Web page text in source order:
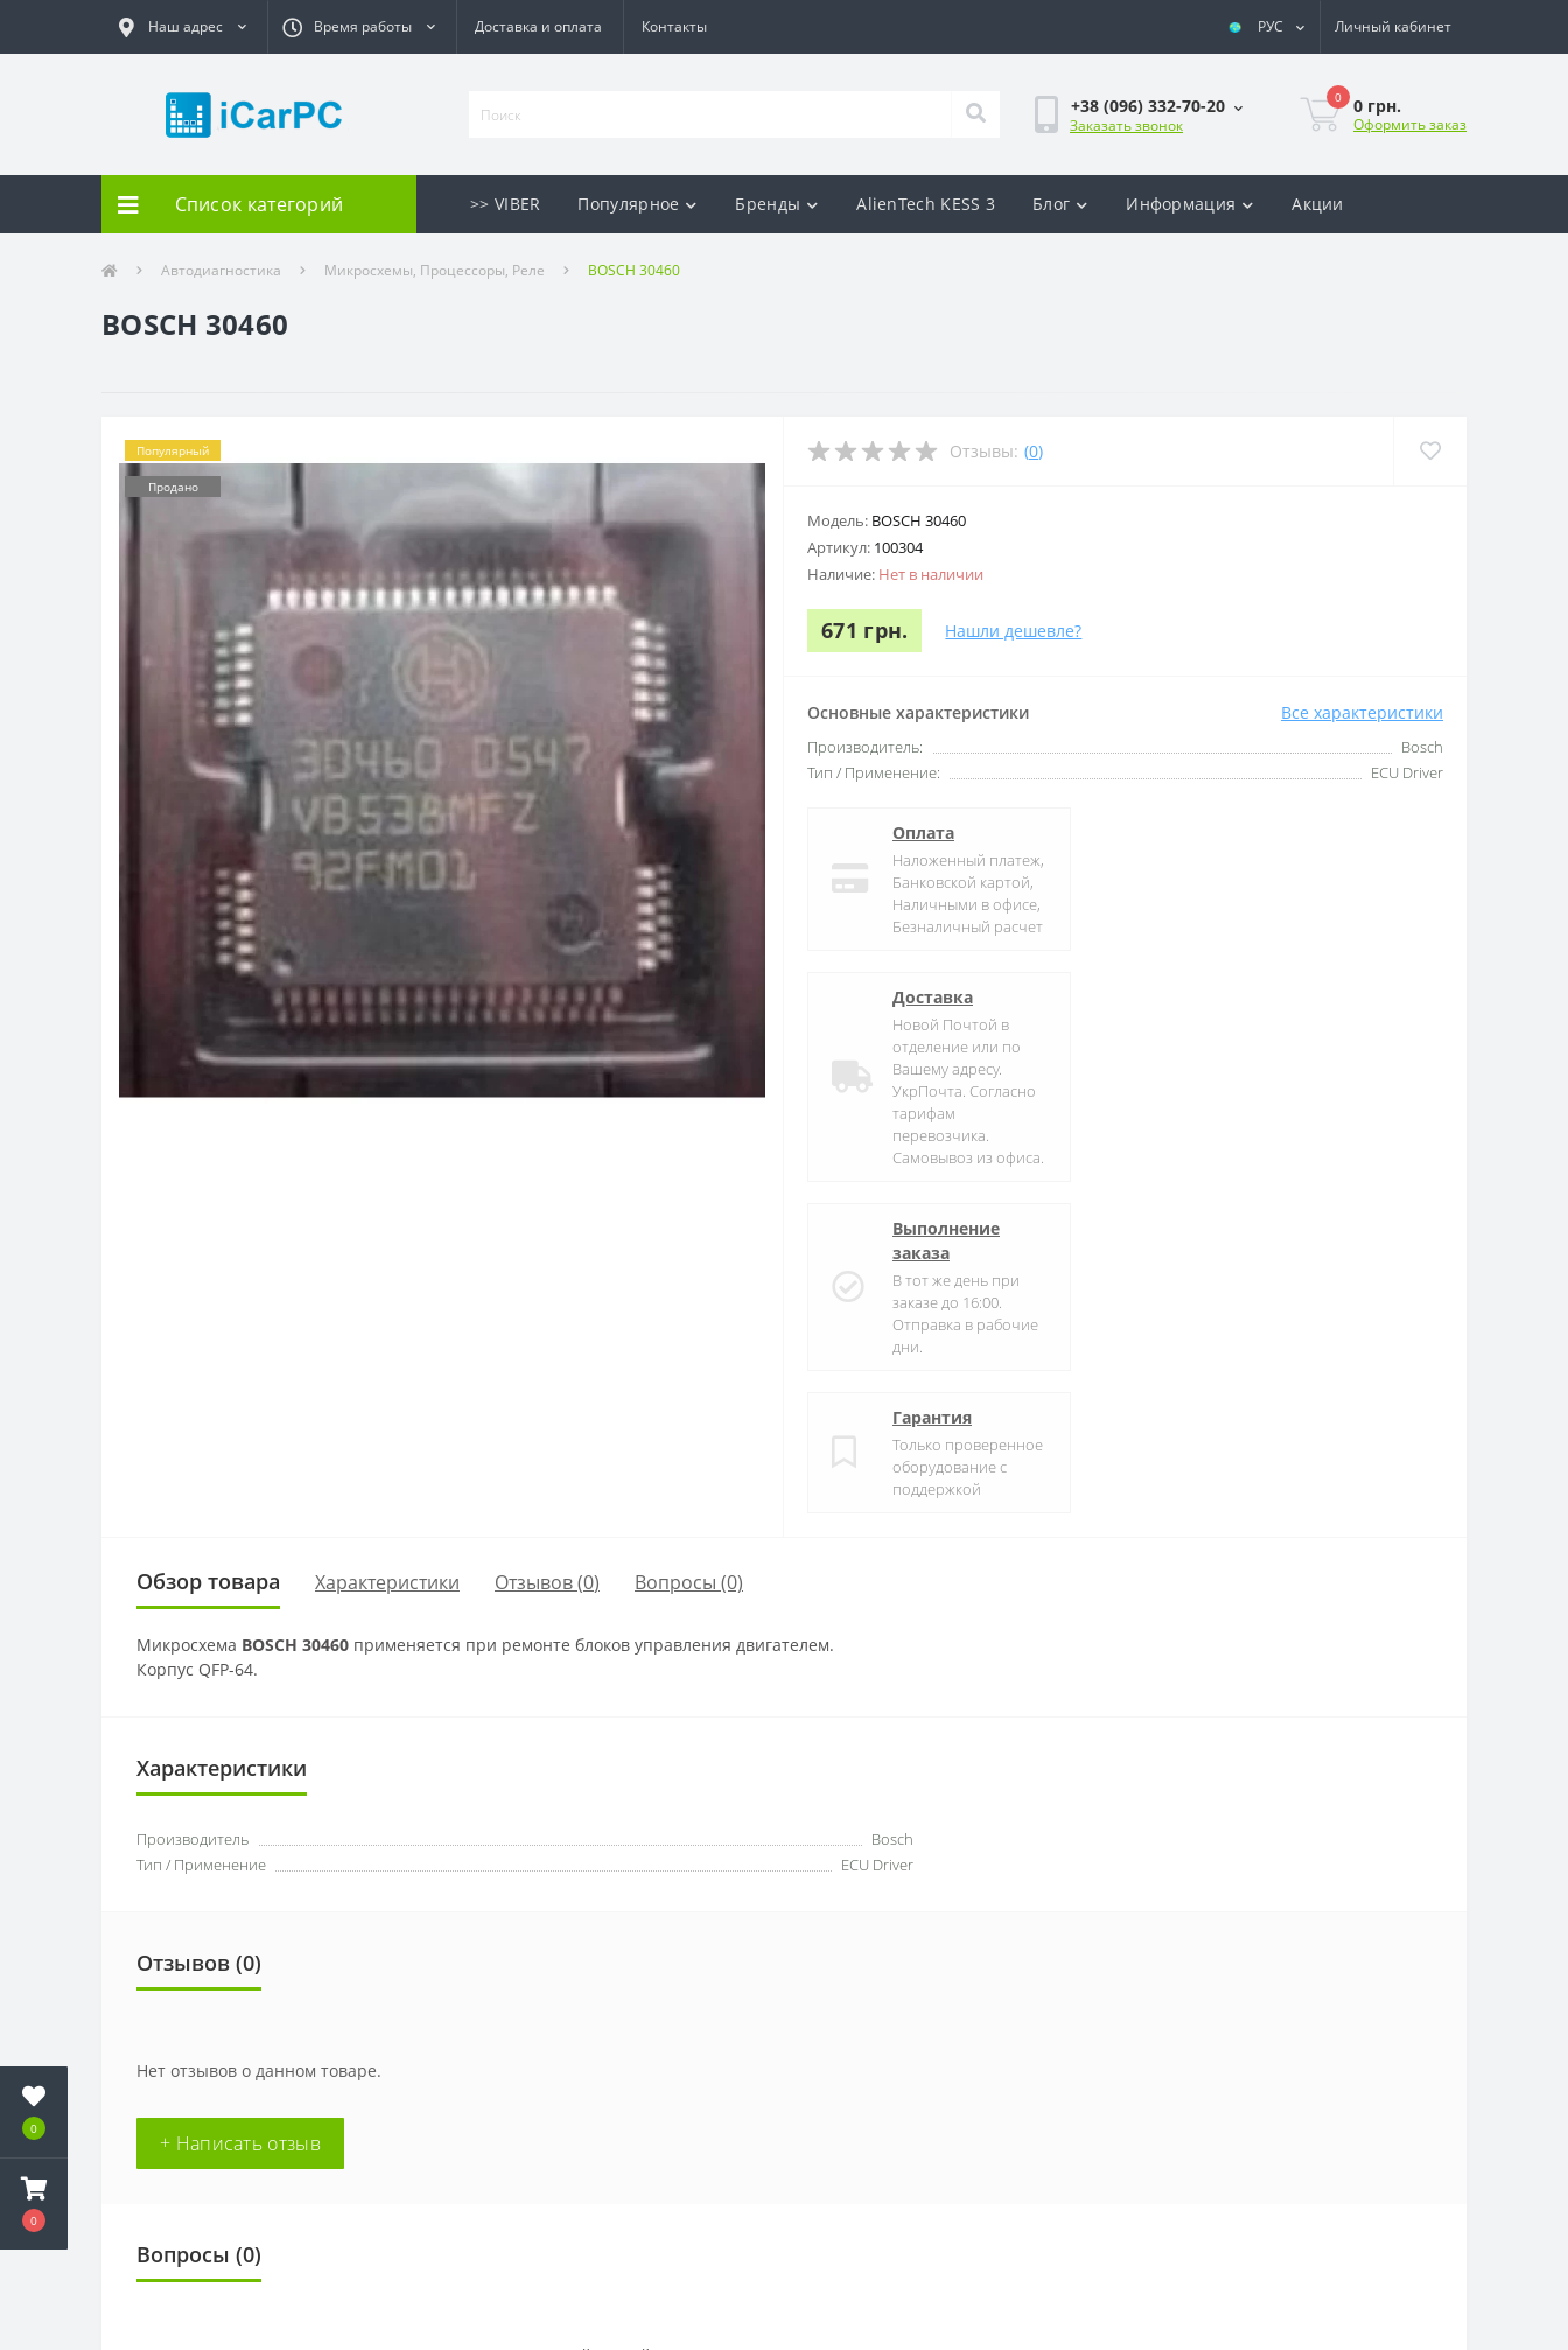
0
0
Наш адрес Время работы Доставка и оплата Контакты РУС Личный кабинет
+38 (096) 332-70-20
Заказать звонок
0 0 грн.
Оформить заказ
Список категорий >> VIBER Популярное Бренды AlienTech KESS 3 Блог Информация Акции
Автодиагностика Микросхемы, Процессоры, Реле BOSCH 30460
BOSCH 30460
Популярный
Продано
Отзывы: (0)
Модель: BOSCH 30460
Артикул: 100304
Наличие: Нет в наличии
671 грн. Нашли дешевле?
Основные характеристики Все характеристики
Производитель:
Bosch
Тип / Применение:
ECU Driver
Оплата
Наложенный платеж,
Банковской картой,
Наличными в офисе,
Безналичный расчет
Доставка
Новой Почтой в
отделение или по
Вашему адресу.
УкрПочта. Согласно
тарифам
перевозчика.
Самовывоз из офиса.
Выполнение
заказа
В тот же день при
заказе до 16:00.
Отправка в рабочие
дни.
Гарантия
Только проверенное
оборудование с
поддержкой
Обзор товара Характеристики Отзывов (0) Вопросы (0)
Микросхема BOSCH 30460 применяется при ремонте блоков управления двигателем.
Корпус QFP-64.
Характеристики
Производитель
Bosch
Тип / Применение
ECU Driver
Отзывов (0)
Нет отзывов о данном товаре.
+ Написать отзыв
Вопросы (0)